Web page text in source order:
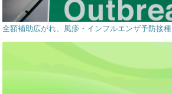
全額補助広がれ、風疹・インフルエンザ予防接種